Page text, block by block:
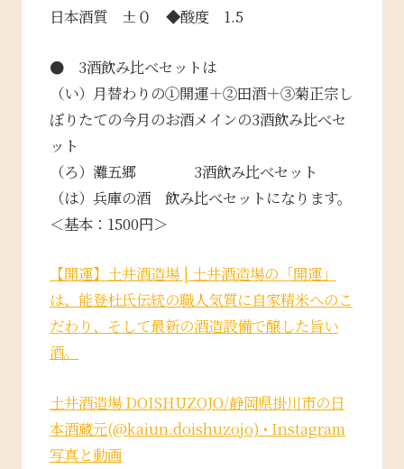
日本酒質 ±０ ◆酸度 1.5
● 3酒飲み比べセットは
（い）月替わりの①開運＋②田酒＋③菊正宗し
ぼりたての今月のお酒メインの3酒飲み比べセ
ット
（ろ）灘五郷 3酒飲み比べセット
（は）兵庫の酒 飲み比べセットになります。
＜基本：1500円＞
【開運】土井酒造場 | 土井酒造場の「開運」
は、能登杜氏伝統の職人気質に自家精米へのこ
だわり、そして最新の酒造設備で醸した旨い
酒。
土井酒造場 DOISHUZOJO/静岡県掛川市の日
本酒蔵元(@kaiun.doishuzojo) • Instagram
写真と動画